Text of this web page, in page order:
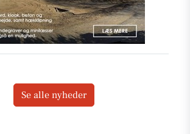
Se alle nyheder